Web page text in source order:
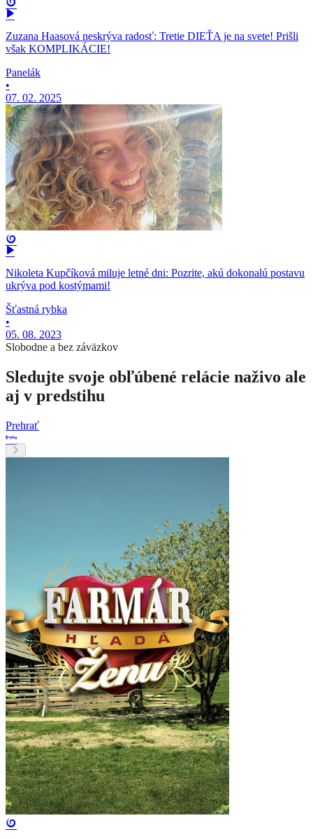
Zuzana Haasová neskrýva radosť: Tretie DIEŤA je na svete! Prišli
však KOMPLIKÁCIE!
Panelák
•
07. 02. 2025
Nikoleta Kupčíková miluje letné dni: Pozrite, akú dokonalú postavu
ukrýva pod kostýmami!
Šťastná rybka
•
05. 08. 2023
Slobodne a bez záväzkov
Sledujte svoje obľúbené relácie naživo ale
aj v predstihu
Prehrať